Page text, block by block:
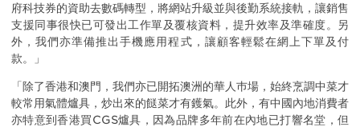
府科技券的資助去數碼轉型，將網站升級並與後勤系統接軌，讓銷售
支援同事很快已可發出工作單及覆核資料，提升效率及準確度。另
外，我們亦準備推出手機應用程式，讓顧客輕鬆在網上下單及付
款。」
「除了香港和澳門，我們亦已開拓澳洲的華人巿場，始終烹調中菜才
較常用氣體爐具，炒出來的餸菜才有鑊氣。此外，有中國內地消費者
亦特意到香港買CGS爐具，因為品牌多年前在內地已打響名堂，但